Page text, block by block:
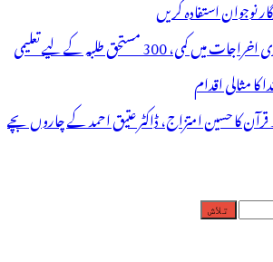
نوجوان استفادہ کریں
شادی کے غیر ضروری اخراجات میں کمی، 300 مستحق طلبہ کے لیے تعلیمی
کا مثالی اقدام
کا حسین امتزاج، ڈاکٹر عتیق احمد کے چاروں بچے